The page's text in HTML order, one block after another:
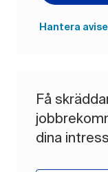
Hantera
Få
dina